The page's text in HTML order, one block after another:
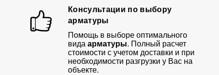
Консультации по выбору
арматуры
Помощь в выборе оптимального
вида арматуры. Полный расчет
стоимости с учетом доставки и при
необходимости разгрузки у Вас на
объекте.